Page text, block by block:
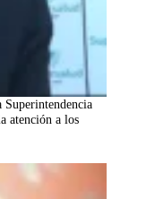
Superintendencia
atención a los